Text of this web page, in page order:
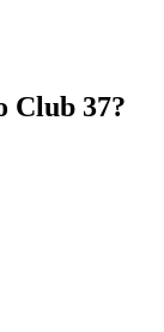
Club 37?